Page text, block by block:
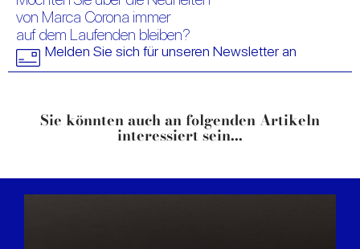
von Marca Corona immer
auf dem Laufenden bleiben?
Melden Sie sich für unseren Newsletter an
Sie könnten auch an folgenden Artikeln
interessiert sein...